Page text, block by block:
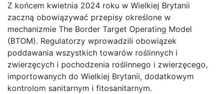
Z końcem kwietnia 2024 roku w Wielkiej Brytanii
zaczną obowiązywać przepisy określone w
mechanizmie The Border Target Operating Model
(BTOM). Regulatorzy wprowadzili obowiązek
poddawania wszystkich towarów roślinnych i
zwierzęcych i pochodzenia roślinnego i zwierzęcego,
importowanych do Wielkiej Brytanii, dodatkowym
kontrolom sanitarnym i fitosanitarnym.